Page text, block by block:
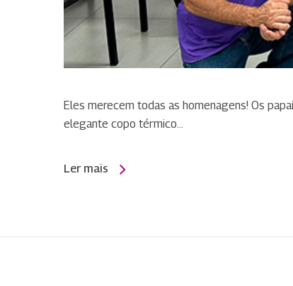
Eles merecem todas as homenagens! Os
elegante copo térmico…
Ler mais